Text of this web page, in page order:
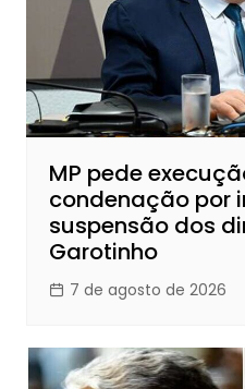
MP pede
condenação por
suspensão dos
Garotinho
7 de agosto de 2026